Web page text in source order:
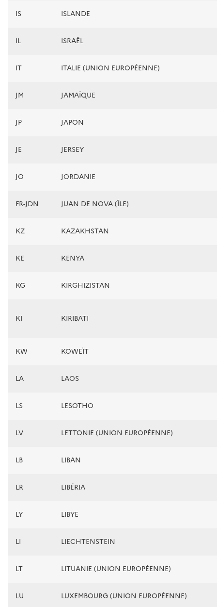
IS ISLANDE
IL ISRAËL
IT ITALIE (UNION EUROPÉENNE)
JM JAMAÏQUE
JP JAPON
JE JERSEY
JO JORDANIE
FR-JDN JUAN DE NOVA (ÎLE)
KZ KAZAKHSTAN
KE KENYA
KG KIRGHIZISTAN
KI KIRIBATI
KW KOWEÏT
LA LAOS
LS LESOTHO
LV LETTONIE (UNION EUROPÉENNE)
LB LIBAN
LR LIBÉRIA
LY LIBYE
LI LIECHTENSTEIN
LT LITUANIE (UNION EUROPÉENNE)
LU LUXEMBOURG (UNION EUROPÉENNE)